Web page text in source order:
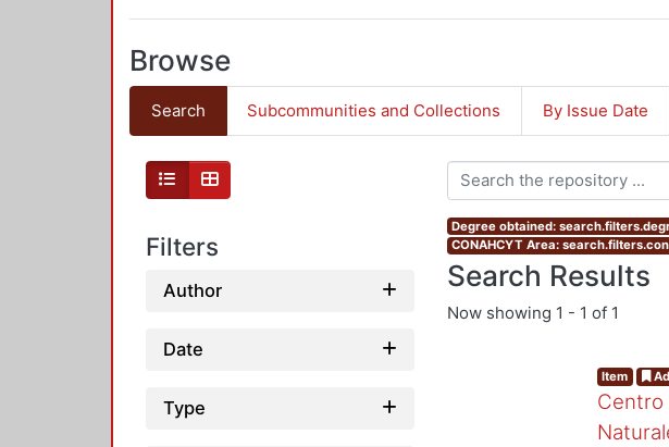
Browse
Search Subcommunities and Collections By Issue Date
Filters
Author
Date
Type
Degree obtained:
CONAHCYT Area:
Search Results
Now showing 1 - 1 of 1
Item
Centro